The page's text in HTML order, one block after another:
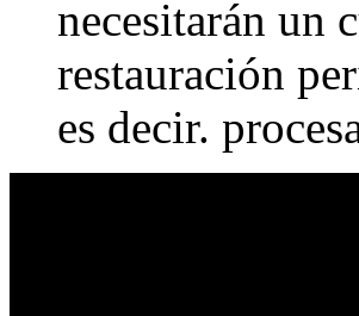
necesitarán un
restauración
es decir.